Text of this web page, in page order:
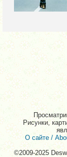
Рисунки,
О сайте /
©2009-2025